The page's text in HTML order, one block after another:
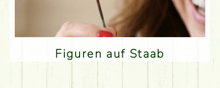
Figuren auf Staab